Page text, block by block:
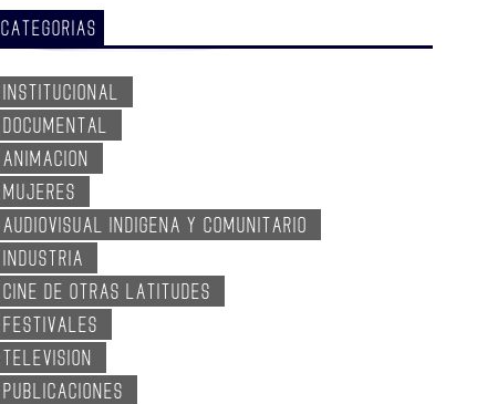
CATEGORIAS
INSTITUCIONAL
DOCUMENTAL
ANIMACION
MUJERES
AUDIOVISUAL INDIGENA Y COMUNITARIO
INDUSTRIA
CINE DE OTRAS LATITUDES
FESTIVALES
TELEVISION
PUBLICACIONES